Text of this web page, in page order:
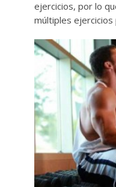
ejercicios, por lo
múltiples ejercicios